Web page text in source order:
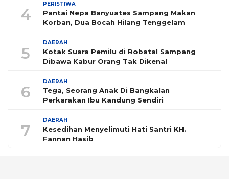
4
PERISTIWA
Pantai Nepa Banyuates Sampang Makan
Korban, Dua Bocah Hilang Tenggelam
5
DAERAH
Kotak Suara Pemilu di Robatal Sampang
Dibawa Kabur Orang Tak Dikenal
6
DAERAH
Tega, Seorang Anak Di Bangkalan
Perkarakan Ibu Kandung Sendiri
7
DAERAH
Kesedihan Menyelimuti Hati Santri KH.
Fannan Hasib